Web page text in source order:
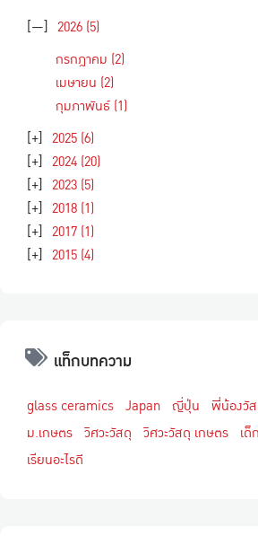
[—] 2026 (5)
กรกฎาคม (2)
เมษายน (2)
กุมภาพันธ์ (1)
[+] 2025 (6)
[+] 2024 (20)
[+] 2023 (5)
[+] 2018 (1)
[+] 2017 (1)
[+] 2015 (4)
แท็กบทความ
glass ceramics Japan ญี่ปุ่น พี่น้องวั
ม.เกษตร วิศวะวัสดุ วิศวะวัสดุ เกษตร เด็
เรียนอะไรดี